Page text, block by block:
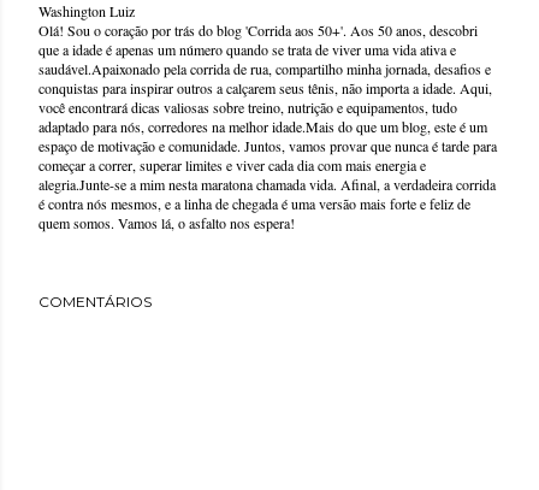
Washington Luiz
Olá! Sou o coração por trás do blog 'Corrida aos 50+'. Aos 50 anos, descobri
que a idade é apenas um número quando se trata de viver uma vida ativa e
saudável.Apaixonado pela corrida de rua, compartilho minha jornada, desafios e
conquistas para inspirar outros a calçarem seus tênis, não importa a idade. Aqui,
você encontrará dicas valiosas sobre treino, nutrição e equipamentos, tudo
adaptado para nós, corredores na melhor idade.Mais do que um blog, este é um
espaço de motivação e comunidade. Juntos, vamos provar que nunca é tarde para
começar a correr, superar limites e viver cada dia com mais energia e
alegria.Junte-se a mim nesta maratona chamada vida. Afinal, a verdadeira corrida
é contra nós mesmos, e a linha de chegada é uma versão mais forte e feliz de
quem somos. Vamos lá, o asfalto nos espera!
COMENTÁRIOS